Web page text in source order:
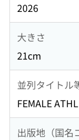
2026
大きさ
21cm
並列タイトル
FEMALE
出版地（国名